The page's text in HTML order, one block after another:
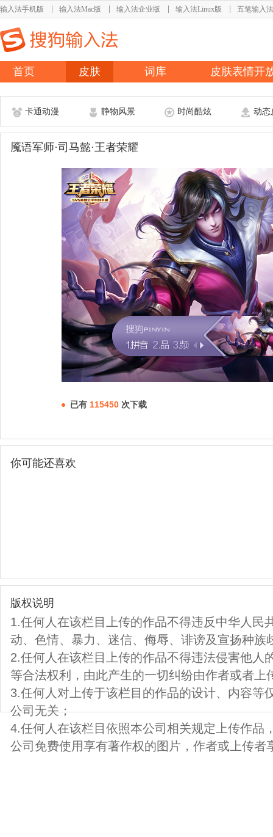
输入法手机版 输入法Mac版 输入法企业版 输入法Linux版 五笔输入法
首页 皮肤 词库 皮肤表情开
卡通动漫 静物风景 时尚酷炫 动态
魇语军师·司马懿·王者荣耀
已有 115450 次下载
你可能还喜欢
版权说明
1.任何人在该栏目上传的作品不得违反中华人民
动、色情、暴力、迷信、侮辱、诽谤及宣扬种族
2.任何人在该栏目上传的作品不得违法侵害他人
等合法权利，由此产生的一切纠纷由作者或者上
3.任何人对上传于该栏目的作品的设计、内容等
公司无关；
4.任何人在该栏目依照本公司相关规定上传作品
公司免费使用享有著作权的图片，作者或上传者